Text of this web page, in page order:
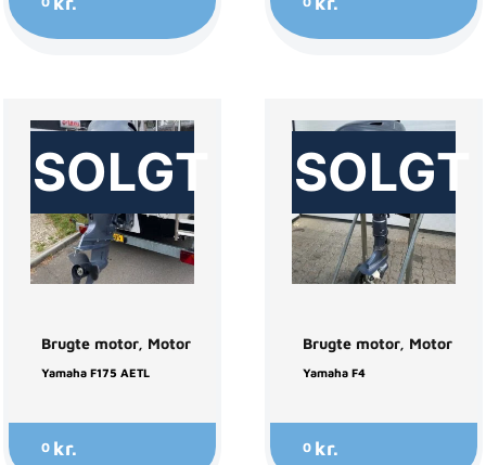
SOLGT
Brugte motor, Motor
Yamaha F175 AETL
0 kr.
SOLGT
Brugte motor, Motor
Yamaha F4
0 kr.